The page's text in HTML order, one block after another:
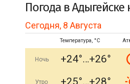
Погода в Адыгейске
Сегодня, 8 Августа
Температура, °C
Ночь +24° +26°
Утро +25° +28°